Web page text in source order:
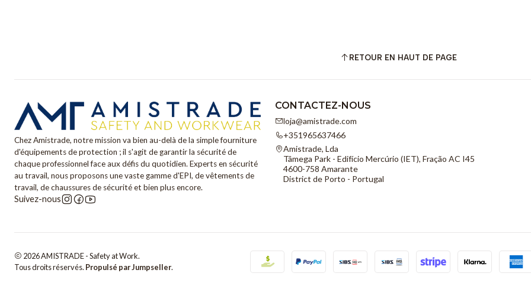
RETOUR EN HAUT DE PAGE
Chez Amistrade, notre mission va bien au-delà de la simple fourniture
d'équipements de protection ; il s'agit de garantir la sécurité de
chaque professionnel face aux défis du quotidien. Experts en sécurité
au travail, nous proposons une vaste gamme d'EPI, de vêtements de
travail, de chaussures de sécurité et bien plus encore.
Suivez-nous
CONTACTEZ-NOUS
loja@amistrade.com
+351965637466
Amistrade, Lda
Tâmega Park - Edifício Mercúrio (IET), Fração AC I45
4600-758 Amarante
District de Porto - Portugal
2026 AMISTRADE - Safety at Work.
Tous droits réservés. Propulsé par Jumpseller.